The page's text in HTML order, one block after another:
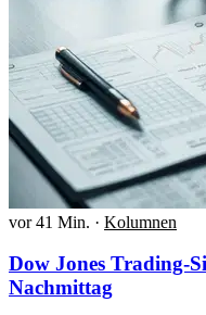
vor 41 Min. · Kolumnen
Dow Jones Trading-
Nachmittag